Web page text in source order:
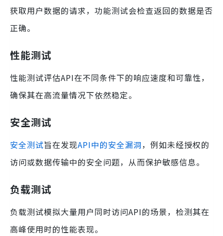
获取用户数据的请求，功能测试会检查返回的数据是否
正确。
性能测试
性能测试评估API在不同条件下的响应速度和可靠性，
确保其在高流量情况下依然稳定。
安全测试
安全测试旨在发现API中的安全漏洞，例如未经授权的
访问或数据传输中的安全问题，从而保护敏感信息。
负载测试
负载测试模拟大量用户同时访问API的场景，检测其在
高峰使用时的性能表现。